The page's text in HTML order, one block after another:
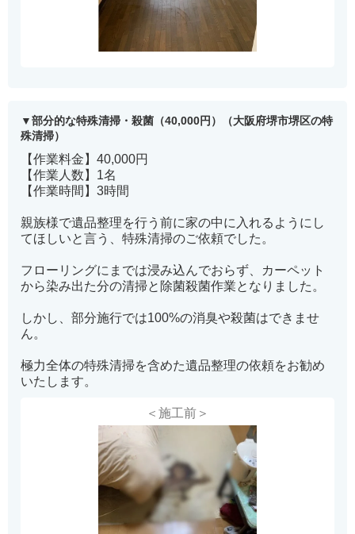
部分的な特殊清掃・殺菌（40,000円）（大阪府堺市堺区の特
殊清掃）
【作業料金】40,000円
【作業人数】1名
【作業時間】3時間
親族様で遺品整理を行う前に家の中に入れるようにし
てほしいと言う、特殊清掃のご依頼でした。
フローリングにまでは浸み込んでおらず、カーペット
から染み出た分の清掃と除菌殺菌作業となりました。
しかし、部分施行では100%の消臭や殺菌はできませ
ん。
極力全体の特殊清掃を含めた遺品整理の依頼をお勧め
いたします。
＜施工前＞